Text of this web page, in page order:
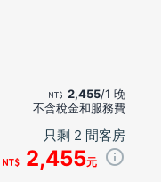
2,455/1 晚
不含稅金和服務費
只剩 2 間客房
2,455元